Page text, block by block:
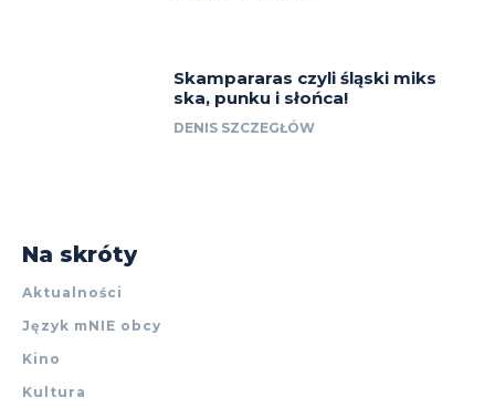
Skampararas czyli śląski miks
ska, punku i słońca!
DENIS SZCZEGŁÓW
Na skróty
Aktualności
Język mNIE obcy
Kino
Kultura